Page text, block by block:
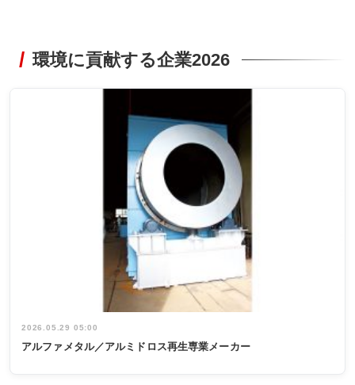
環境に貢献する企業2026
2026.05.29 05:00
アルファメタル／アルミドロス再生専業メーカー